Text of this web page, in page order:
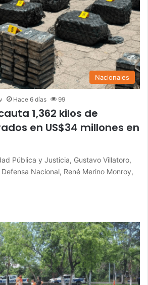
Nacionales
Hace 6 días 99
1,362 kilos de
en US$34 millones en
Pública y Justicia, Gustavo Villatoro,
Nacional, René Merino Monroy,